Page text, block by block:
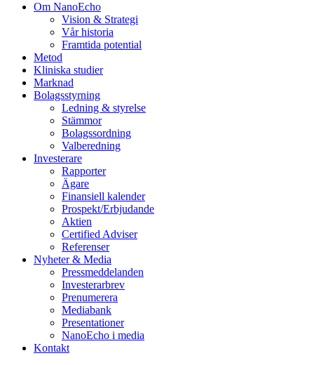
Om NanoEcho
Vision & Strategi
Vår historia
Framtida potential
Metod
Kliniska studier
Marknad
Bolagsstyrning
Ledning & styrelse
Stämmor
Bolagssordning
Valberedning
Investerare
Rapporter
Ägare
Finansiell kalender
Prospekt/Erbjudande
Aktien
Certified Adviser
Referenser
Nyheter & Media
Pressmeddelanden
Investerarbrev
Prenumerera
Mediabank
Presentationer
NanoEcho i media
Kontakt